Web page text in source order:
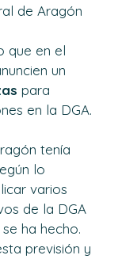
de Aragón
que en el
un
para
en la DGA.
tenía
lo
varios
de la DGA
ha hecho.
previsión y